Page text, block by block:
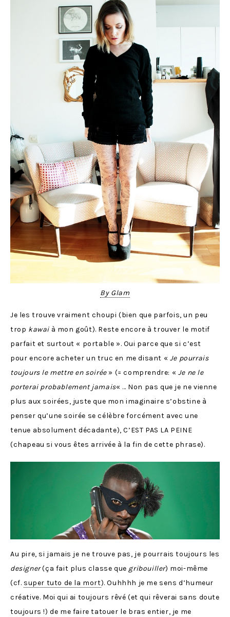
By Glam
Je les trouve vraiment choupi (bien que parfois, un peu
trop kawai à mon goût). Reste encore à trouver le motif
parfait et surtout « portable ». Oui parce que si c’est
pour encore acheter un truc en me disant « Je pourrais
toujours le mettre en soirée» (= comprendre: « Je ne le
porterai probablement jamais« … Non pas que je ne vienne
plus aux soirées, juste que mon imaginaire s’obstine à
penser qu’une soirée se célèbre forcément avec une
tenue absolument décadante), C’EST PAS LA PEINE
(chapeau si vous êtes arrivée à la fin de cette phrase).
Au pire, si jamais je ne trouve pas, je pourrais toujours les
designer(ça fait plus classe que gribouiller) moi-même
(cf. super tuto de la mort). Ouhhhh je me sens d’humeur
créative. Moi qui ai toujours rêvé (et qui rêverai sans doute
toujours !) de me faire tatouer le bras entier, je me